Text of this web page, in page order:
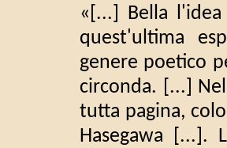
«[...] Bella
quest'ultima
genere poetico
circonda. [...]
tutta pagina,
Hasegawa [...].